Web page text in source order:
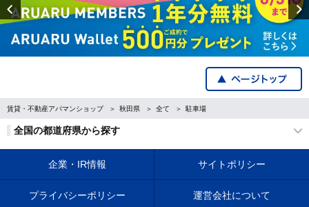
Previous
賃貸・不動産アパマンショップ 秋田県 全て 駐車場
全国の都道府県から探す
企業・IR情報 サイトポリシー
プライバシーポリシー 運営会社について